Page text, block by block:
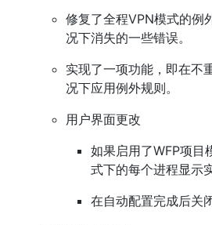
修复了全程VPN模式的例
况下消失的一些错误。
实现了一项功能，即在不
况下应用例外规则。
用户界面更改
如果启用了WFP项目
式下的每个进程显示
在自动配置完成后关